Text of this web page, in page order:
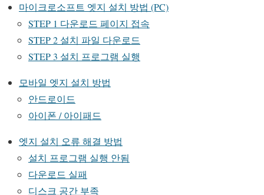
마이크로소프트 엣지 설치 방법 (PC)
STEP 1 다운로드 페이지 접속
STEP 2 설치 파일 다운로드
STEP 3 설치 프로그램 실행
모바일 엣지 설치 방법
안드로이드
아이폰 / 아이패드
엣지 설치 오류 해결 방법
설치 프로그램 실행 안됨
다운로드 실패
디스크 공간 부족